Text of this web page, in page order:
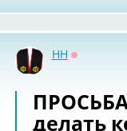
НН
делать